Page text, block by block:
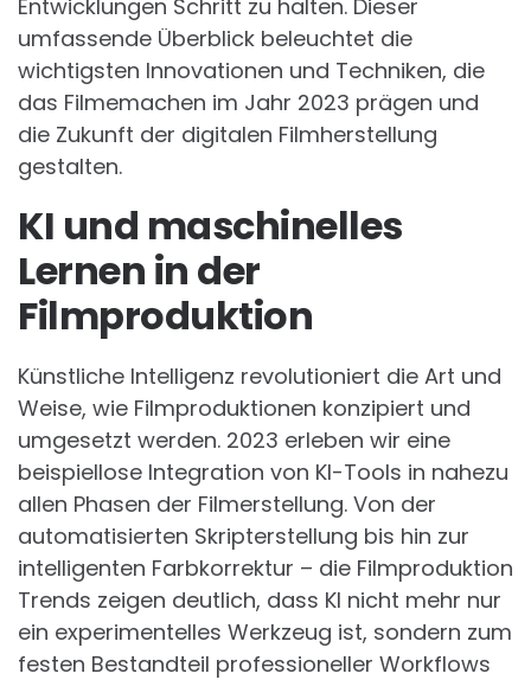
Entwicklungen Schritt zu halten. Dieser
umfassende Überblick beleuchtet die
wichtigsten Innovationen und Techniken, die
das Filmemachen im Jahr 2023 prägen und
die Zukunft der digitalen Filmherstellung
gestalten.
KI und maschinelles
Lernen in der
Filmproduktion
Künstliche Intelligenz revolutioniert die Art und
Weise, wie Filmproduktionen konzipiert und
umgesetzt werden. 2023 erleben wir eine
beispiellose Integration von KI-Tools in nahezu
allen Phasen der Filmerstellung. Von der
automatisierten Skripterstellung bis hin zur
intelligenten Farbkorrektur – die Filmproduktion
Trends zeigen deutlich, dass KI nicht mehr nur
ein experimentelles Werkzeug ist, sondern zum
festen Bestandteil professioneller Workflows